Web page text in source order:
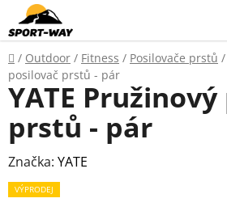
Přejít
na
obsah
Domů
/ Outdoor / Fitness / Posilovače prstů /
posilovač prstů - pár
YATE
prstů - pár
Značka: YATE
VÝPRODEJ